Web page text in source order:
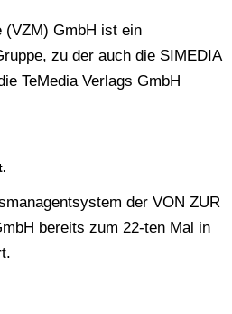
(VZM) GmbH ist ein
zu der auch die SIMEDIA
TeMedia Verlags GmbH
der VON ZUR
bereits zum 22-ten Mal in